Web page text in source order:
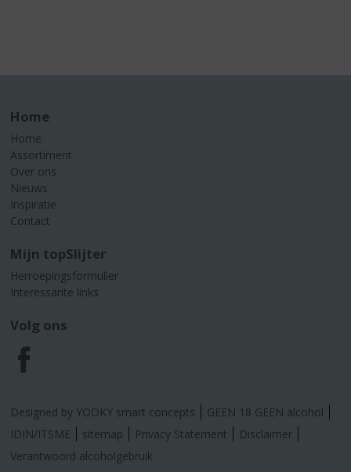
Home
Home
Assortiment
Over ons
Nieuws
Inspiratie
Contact
Mijn topSlijter
Herroepingsformulier
Interessante links
Volg ons
F
a
c
Designed by YOOKY smart concepts
GEEN 18 GEEN alcohol
IDIN/ITSME
sitemap Privacy Statement
Disclaimer
Verantwoord alcoholgebruik